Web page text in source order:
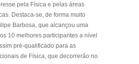
pela Física e pelas áreas
Destaca-se, de forma muito
Barbosa, que alcançou uma
10 melhores participantes a nível
pré-qualificado para as
de Física, que decorrerão no